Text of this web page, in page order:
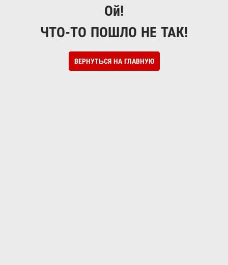
Ой!
ЧТО-ТО ПОШЛО НЕ ТАК!
ВЕРНУТЬСЯ НА ГЛАВНУЮ